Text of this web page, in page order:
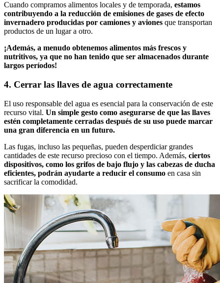
Cuando compramos alimentos locales y de temporada, estamos
contribuyendo a la reducción de emisiones de gases de efecto
invernadero producidas por camiones y aviones que transportan
productos de un lugar a otro.
¡Además, a menudo obtenemos alimentos más frescos y
nutritivos, ya que no han tenido que ser almacenados durante
largos períodos!
4. Cerrar las llaves de agua correctamente
El uso responsable del agua es esencial para la conservación de este
recurso vital. Un simple gesto como asegurarse de que las llaves
estén completamente cerradas después de su uso puede marcar
una gran diferencia en un futuro.
Las fugas, incluso las pequeñas, pueden desperdiciar grandes
cantidades de este recurso precioso con el tiempo. Además, ciertos
dispositivos, como los grifos de bajo flujo y las cabezas de ducha
eficientes, podrán ayudarte a reducir el consumo en casa sin
sacrificar la comodidad.